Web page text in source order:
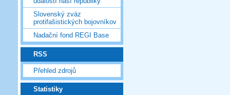
Slovenský zväz
protifašistických bojovníkov
Nadační fond REGI Base
RSS
Přehled zdrojů
Statistiky